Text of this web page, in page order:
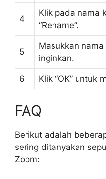
4
Klik pada nama
“Rename”.
5
Masukkan
inginkan.
6 Klik “OK” untuk
FAQ
Berikut adalah
sering ditanyakan
Zoom: